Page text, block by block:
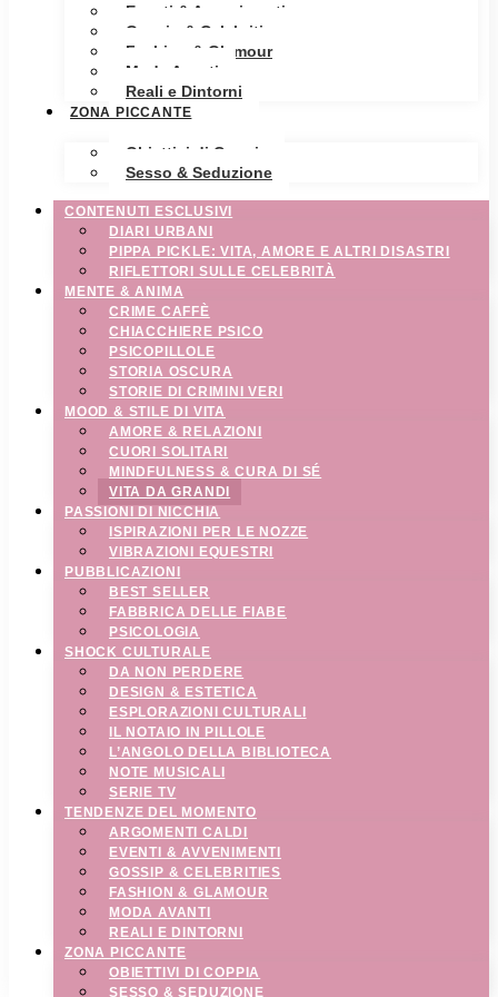
Eventi & Avvenimenti
Gossip & Celebrities
Fashion & Glamour
Moda Avanti
Reali e Dintorni
ZONA PICCANTE
Obiettivi di Coppia
Sesso & Seduzione
CONTENUTI ESCLUSIVI
DIARI URBANI
PIPPA PICKLE: VITA, AMORE E ALTRI DISASTRI
RIFLETTORI SULLE CELEBRITÀ
MENTE & ANIMA
CRIME CAFFÈ
CHIACCHIERE PSICO
PSICOPILLOLE
STORIA OSCURA
STORIE DI CRIMINI VERI
MOOD & STILE DI VITA
AMORE & RELAZIONI
CUORI SOLITARI
MINDFULNESS & CURA DI SÉ
VITA DA GRANDI
PASSIONI DI NICCHIA
ISPIRAZIONI PER LE NOZZE
VIBRAZIONI EQUESTRI
PUBBLICAZIONI
BEST SELLER
FABBRICA DELLE FIABE
PSICOLOGIA
SHOCK CULTURALE
DA NON PERDERE
DESIGN & ESTETICA
ESPLORAZIONI CULTURALI
IL NOTAIO IN PILLOLE
L’ANGOLO DELLA BIBLIOTECA
NOTE MUSICALI
SERIE TV
TENDENZE DEL MOMENTO
ARGOMENTI CALDI
EVENTI & AVVENIMENTI
GOSSIP & CELEBRITIES
FASHION & GLAMOUR
MODA AVANTI
REALI E DINTORNI
ZONA PICCANTE
OBIETTIVI DI COPPIA
SESSO & SEDUZIONE